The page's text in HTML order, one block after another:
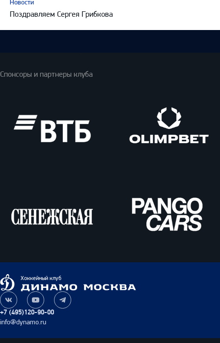
Новости
Поздравляем Сергея Грибкова
Спонсоры и партнеры клуба
Cars
Динамо
Москва
Хоккейный клуб
+7 (495)120-90-00
info@dynamo.ru
Наша
группа
ВКонтакте
Наш
канал
на
Наш
канал